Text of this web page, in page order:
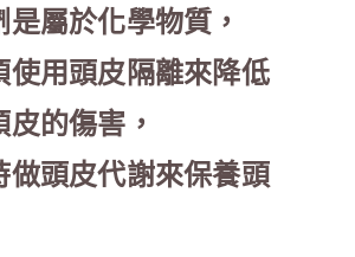
屬於化學物質，
使用頭皮隔離來降低
的傷害，
做頭皮代謝來保養頭